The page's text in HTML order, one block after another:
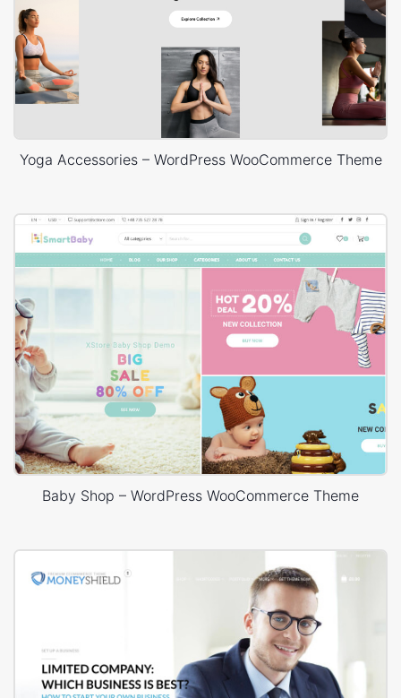
Yoga Accessories – WordPress WooCommerce Theme
Baby Shop – WordPress WooCommerce Theme